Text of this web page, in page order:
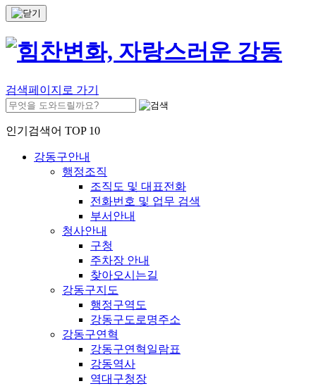
검색페이지로 가기
인기검색어 TOP 10
강동구안내
행정조직
조직도 및 대표전화
전화번호 및 업무 검색
부서안내
청사안내
구청
주차장 안내
찾아오시는길
강동구지도
행정구역도
강동구도로명주소
강동구연혁
강동구연혁일람표
강동역사
역대구청장